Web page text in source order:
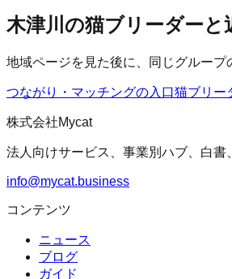
木津川の猫ブリーダーと
地域ページを見た後に、同じグループ
つながり・マッチングの入口猫ブリー
株式会社Mycat
法人向けサービス、事業別ハブ、白書
info@mycat.business
コンテンツ
ニュース
ブログ
ガイド